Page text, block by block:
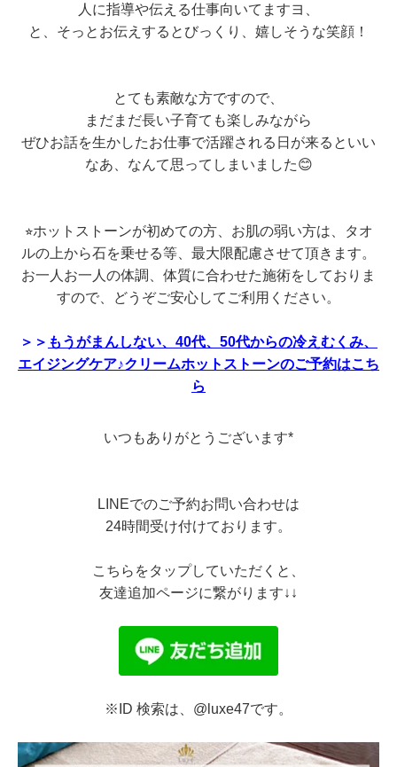
人に指導や伝える仕事向いてますヨ、
と、そっとお伝えするとびっくり、嬉しそうな笑顔！
とても素敵な方ですので、
まだまだ長い子育ても楽しみながら
ぜひお話を生かしたお仕事で活躍される日が来るといい
なあ、なんて思ってしまいました😊
⭐︎ホットストーンが初めての方、お肌の弱い方は、
タオ
ルの上から石を乗せる等、最大限配慮させて頂きます。
お一人お一人の体調、体質に合わせた施術をしておりま
すので、どうぞご安心してご利用ください。
＞＞ もうがまんしない、40代、50代からの冷えむくみ、
エイジングケア♪クリームホットストーンのご予約はこち
ら
いつもありがとうございます*
LINEでのご予約お問い合わせは
24時間受け付けております。
こちらをタップしていただくと、
友達追加ページに繋がります↓↓
※ID 検索は、@luxe47です。